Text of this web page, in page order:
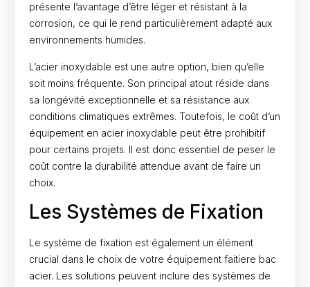
présente l’avantage d’être léger et résistant à la
corrosion, ce qui le rend particulièrement adapté aux
environnements humides.
L’acier inoxydable est une autre option, bien qu’elle
soit moins fréquente. Son principal atout réside dans
sa longévité exceptionnelle et sa résistance aux
conditions climatiques extrêmes. Toutefois, le coût d’un
équipement en acier inoxydable peut être prohibitif
pour certains projets. Il est donc essentiel de peser le
coût contre la durabilité attendue avant de faire un
choix.
Les Systèmes de Fixation
Le système de fixation est également un élément
crucial dans le choix de votre équipement faitiere bac
acier. Les solutions peuvent inclure des systèmes de